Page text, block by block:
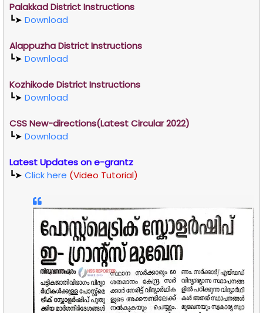
Palakkad District Instructions
┗➤ Download
Alappuzha District Instructions
┗➤ Download
Kozhikode District Instructions
┗➤ Download
CSS New-directions(Latest Circular 2022)
┗➤ Download
Latest Updates on e-grantz
┗➤ Click here (Video Tutorial)